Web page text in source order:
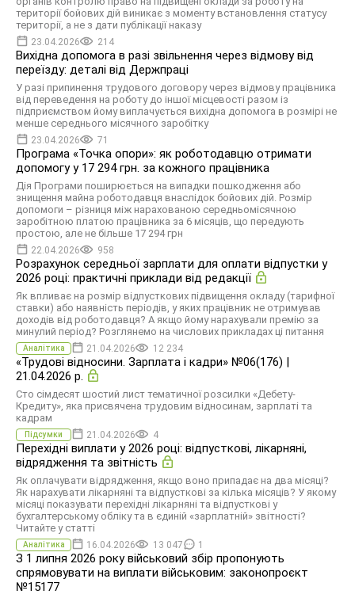
території бойових дій виникає з моменту встановлення статусу
території, а не з дати публікації наказу
23.04.2026 214
Вихідна допомога в разі звільнення через відмову від
переїзду: деталі від Держпраці
У разі припинення трудового договору через відмову працівника
від переведення на роботу до іншої місцевості разом із
підприємством йому виплачується вихідна допомога в розмірі не
менше середнього місячного заробітку
23.04.2026 71
Програма «Точка опори»: як роботодавцю отримати
допомогу у 17 294 грн. за кожного працівника
Дія Програми поширюється на випадки пошкодження або
знищення майна роботодавця внаслідок бойових дій. Розмір
допомоги – різниця між нарахованою середньомісячною
заробітною платою працівника за 6 місяців, що передують
простою, але не більше 17 294 грн
22.04.2026 958
Розрахунок середньої зарплати для оплати відпустки у
2026 році: практичні приклади від редакції
Як впливає на розмір відпусткових підвищення окладу (тарифної
ставки) або наявність періодів, у яких працівник не отримував
доходів від роботодавця? А якщо йому нарахували премію за
минулий період? Розглянемо на числових прикладах ці питання
Аналітика 21.04.2026 12 234
«Трудові відносини. Зарплата і кадри» №06(176) |
21.04.2026 р.
Сто сімдесят шостий лист тематичної розсилки «Дебету-
Кредиту», яка присвячена трудовим відносинам, зарплаті та
кадрам
Підсумки 21.04.2026 4
Перехідні виплати у 2026 році: відпусткові, лікарняні,
відрядження та звітність
Як оплачувати відрядження, якщо воно припадає на два місяці?
Як нарахувати лікарняні та відпусткові за кілька місяців? У якому
місяці показувати перехідні лікарняні та відпусткові у
бухгалтерському обліку та в єдиній «зарплатній» звітності?
Читайте у статті
Аналітика 16.04.2026 13 047 1
З 1 липня 2026 року військовий збір пропонують
спрямовувати на виплати військовим: законопроєкт
№15177